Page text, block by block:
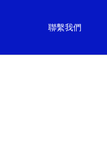
聯繫我們